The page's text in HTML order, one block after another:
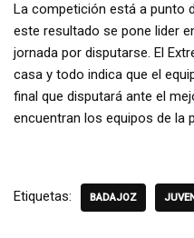
La competición está a punto
este resultado se pone lider
jornada por disputarse. El
casa y todo indica que el
final que disputará ante el
encuentran los equipos de la
Etiquetas: BADAJOZ